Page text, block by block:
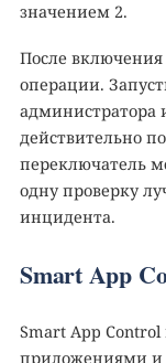
значением 2.
После включения
операции.
администратора
действительно
переключатель
одну проверку
инцидента.
Smart App
Smart App Control
приложениями и